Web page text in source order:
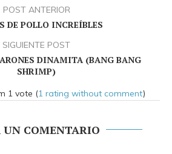
POST ANTERIOR
DE POLLO INCREÍBLES
SIGUIENTE POST
DINAMITA (BANG BANG
SHRIMP)
1 vote (1 rating without comment)
UN COMENTARIO